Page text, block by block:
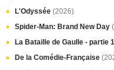
L'Odyssée (2026)
Spider-Man: Brand New Day
La Bataille de Gaulle - partie
De la Comédie-Française